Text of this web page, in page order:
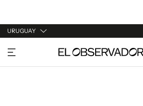
URUGUAY
URUGUAY
ARGENTINA